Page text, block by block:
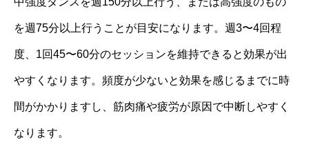
を週75分以上行うことが目安になります。週3〜4回程
度、1回45〜60分のセッションを維持できると効果が出
やすくなります。頻度が少ないと効果を感じるまでに時
間がかかりますし、筋肉痛や疲労が原因で中断しやすく
なります。